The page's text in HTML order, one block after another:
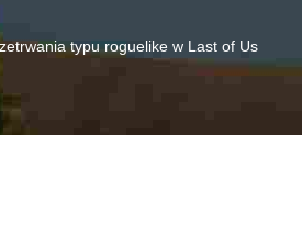
typu roguelike w Last of Us